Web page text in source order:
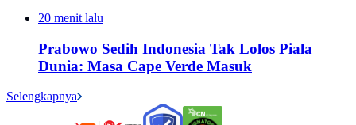
20 menit lalu
Prabowo Sedih Indonesia Tak Lolos Piala
Dunia: Masa Cape Verde Masuk
Selengkapnya